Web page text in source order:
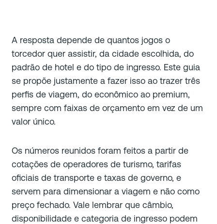
A resposta depende de quantos jogos o
torcedor quer assistir, da cidade escolhida, do
padrão de hotel e do tipo de ingresso. Este guia
se propõe justamente a fazer isso ao trazer três
perfis de viagem, do econômico ao premium,
sempre com faixas de orçamento em vez de um
valor único.
Os números reunidos foram feitos a partir de
cotações de operadores de turismo, tarifas
oficiais de transporte e taxas de governo, e
servem para dimensionar a viagem e não como
preço fechado. Vale lembrar que câmbio,
disponibilidade e categoria de ingresso podem